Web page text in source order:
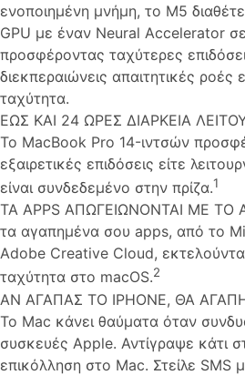
ενοποιημένη μνήμη, το M5
GPU με έναν Neural Accelerator
προσφέροντας ταχύτερες
διεκπεραιώνεις απαιτητικές ροές
ταχύτητα.
ΕΩΣ ΚΑΙ 24 ΩΡΕΣ ΔΙΑΡΚΕΙΑ
Το MacBook Pro 14-ιντσών
εξαιρετικές επιδόσεις είτε
είναι συνδεδεμένο στην πρίζα.1
ΤΑ APPS ΑΠΩΓΕΙΩΝΟΝΤΑΙ ΜΕ ΤΟ
τα αγαπημένα σου apps, από το
Adobe Creative Cloud,
ταχύτητα στο macOS.2
ΑΝ ΑΓΑΠΑΣ ΤΟ IPHONE, ΘΑ
Το Mac κάνει θαύματα όταν
συσκευές Apple. Αντίγραψε κάτι
επικόλληση στο Mac. Στείλε